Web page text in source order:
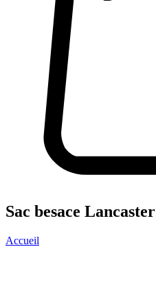
Sac besace Lancaster
Accueil